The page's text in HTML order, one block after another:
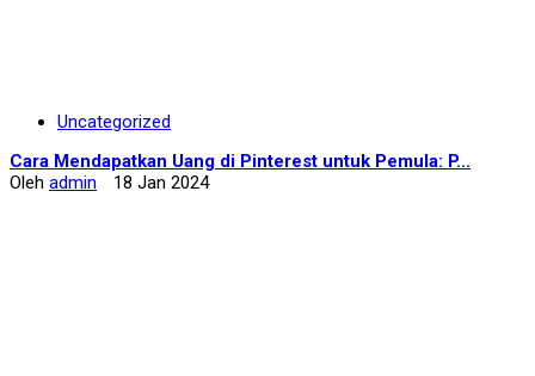
Uncategorized
Cara Mendapatkan Uang di Pinterest untuk Pemula: P...
Oleh admin 18 Jan 2024